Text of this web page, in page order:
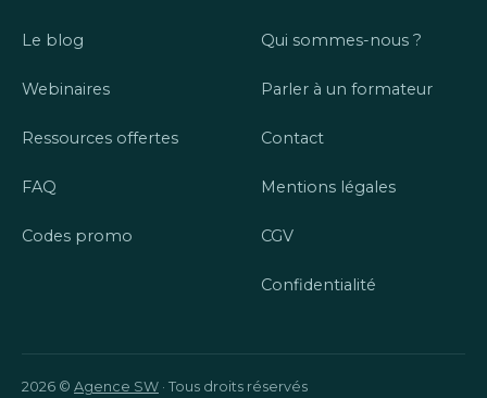
Le blog
Webinaires
Ressources offertes
FAQ
Codes promo
Qui sommes-nous ?
Parler à un formateur
Contact
Mentions légales
CGV
Confidentialité
2026 © Agence SW · Tous droits réservés